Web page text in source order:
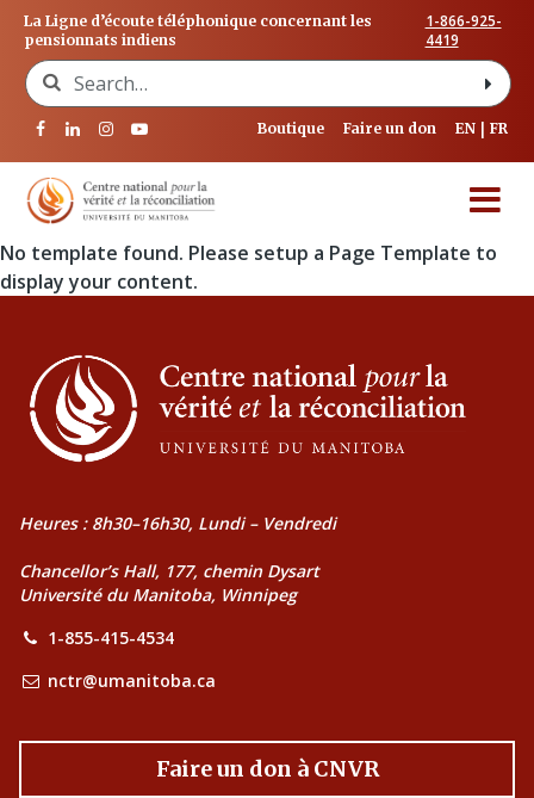
La Ligne d’écoute téléphonique concernant les
pensionnats indiens
1-866-925-
4419
Search for:
Boutique Faire un don EN FR
No template found. Please setup a Page Template to
display your content.
Heures : 8h30–16h30, Lundi – Vendredi
Chancellor’s Hall, 177, chemin Dysart
Université du Manitoba, Winnipeg
1-855-415-4534
nctr@umanitoba.ca
Faire un don à CNVR